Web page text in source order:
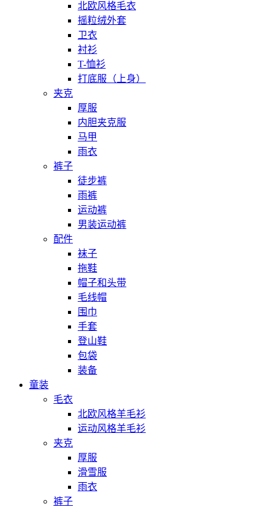
北欧风格毛衣
摇粒绒外套
卫衣
衬衫
T-恤衫
打底服（上身）
夹克
厚服
内胆夹克服
马甲
雨衣
裤子
徒步裤
雨裤
运动裤
男装运动裤
配件
袜子
拖鞋
帽子和头带
毛线帽
围巾
手套
登山鞋
包袋
装备
童装
毛衣
北欧风格羊毛衫
运动风格羊毛衫
夹克
厚服
滑雪服
雨衣
裤子